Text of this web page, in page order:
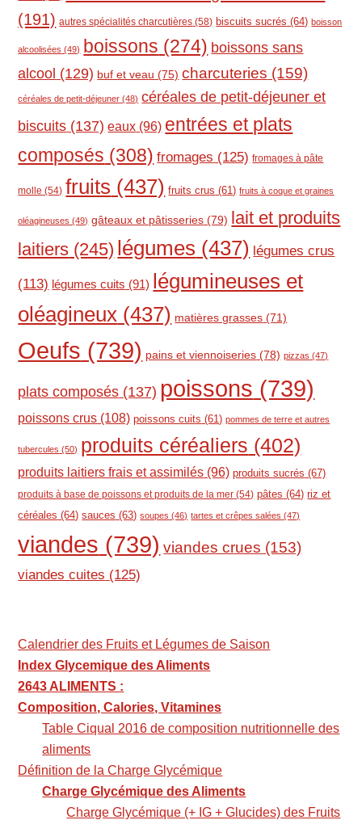
(191) autres spécialités charcutières (58) biscuits sucrés (64) boisson
alcoolisées (49) boissons (274) boissons sans
alcool (129) buf et veau (75) charcuteries (159)
céréales de petit-déjeuner (48) céréales de petit-déjeuner et
biscuits (137) eaux (96) entrées et plats
composés (308) fromages (125) fromages à pâte
molle (54) fruits (437) fruits crus (61) fruits à coque et graines
oléagineuses (49) gâteaux et pâtisseries (79) lait et produits
laitiers (245) légumes (437) légumes crus
(113) légumes cuits (91)
légumineuses et
oléagineux (437) matières grasses (71)
Oeufs (739) pains et viennoiseries (78) pizzas (47)
plats composés (137) poissons (739)
poissons crus (108) poissons cuits (61) pommes de terre et autres
tubercules (50) produits céréaliers (402)
produits laitiers frais et assimilés (96) produits sucrés (67)
produits à base de poissons et produits de la mer (54) pâtes (64) riz et
céréales (64) sauces (63) soupes (46) tartes et crêpes salées (47)
viandes (739) viandes crues (153)
viandes cuites (125)
Calendrier des Fruits et Légumes de Saison
Index Glycemique des Aliments
2643 ALIMENTS :
Composition, Calories, Vitamines
Table Ciqual 2016 de composition nutritionnelle des
aliments
Définition de la Charge Glycémique
Charge Glycémique des Aliments
Charge Glycémique (+ IG + Glucides) des Fruits